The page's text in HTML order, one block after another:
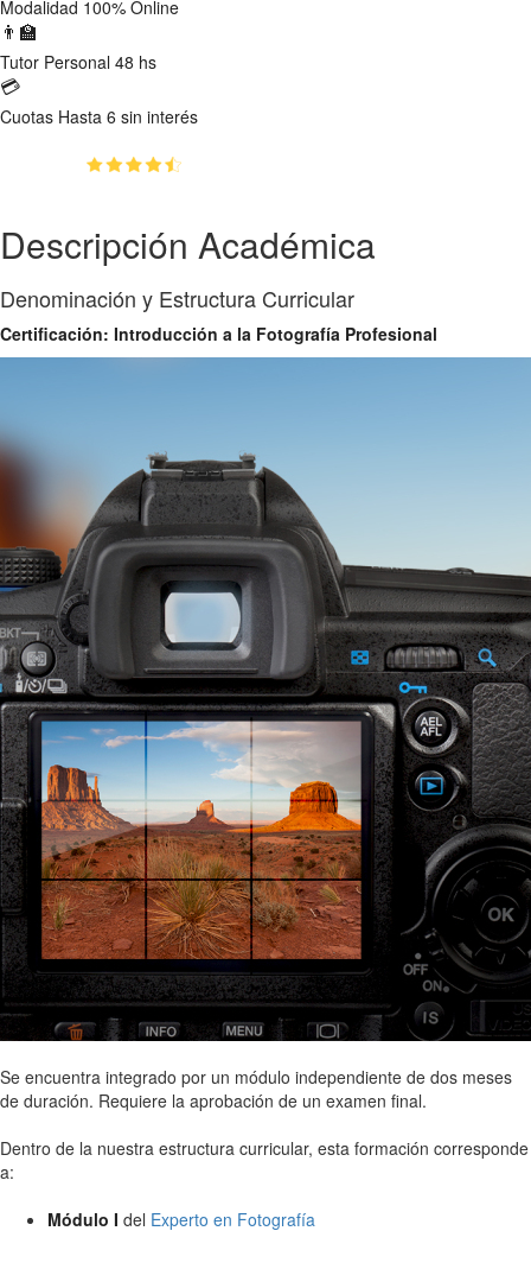
Modalidad 100% Online
👨‍🏫
Tutor Personal 48 hs
💳
Cuotas Hasta 6 sin interés
Descripción Académica
Denominación y Estructura Curricular
Certificación: Introducción a la Fotografía Profesional
Se encuentra integrado por un módulo independiente de dos meses
de duración. Requiere la aprobación de un examen final.
Dentro de la nuestra estructura curricular, esta formación corresponde
a:
Módulo I del Experto en Fotografía